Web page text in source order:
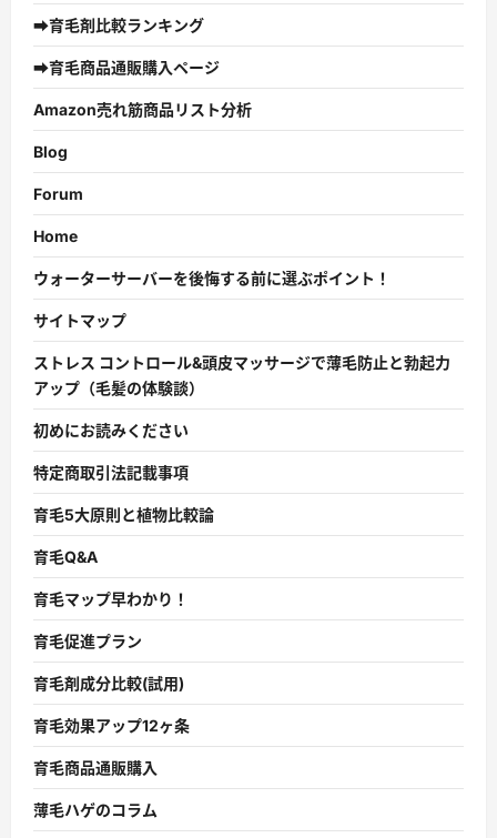
➡育毛剤比較ランキング
➡育毛商品通販購入ページ
Amazon売れ筋商品リスト分析
Blog
Forum
Home
ウォーターサーバーを後悔する前に選ぶポイント！
サイトマップ
ストレス コントロール&頭皮マッサージで薄毛防止と勃起力
アップ（毛髪の体験談）
初めにお読みください
特定商取引法記載事項
育毛5大原則と植物比較論
育毛Q&A
育毛マップ早わかり！
育毛促進プラン
育毛剤成分比較(試用)
育毛効果アップ12ヶ条
育毛商品通販購入
薄毛ハゲのコラム